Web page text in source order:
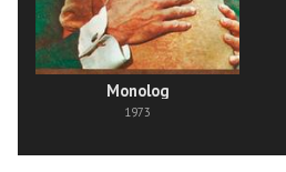
Monolog
1973